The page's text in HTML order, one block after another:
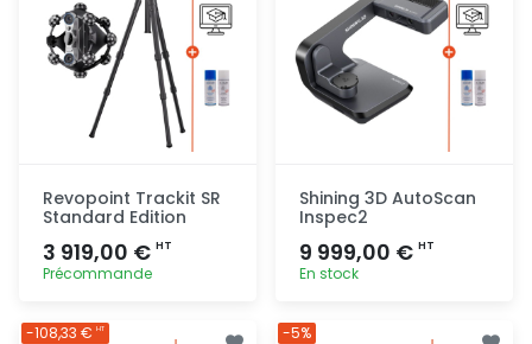
Revopoint Trackit SR
Standard Edition
3 919,00 € HT
Précommande
Shining 3D AutoScan
Inspec2
9 999,00 € HT
En stock
-108,33 € HT -5%